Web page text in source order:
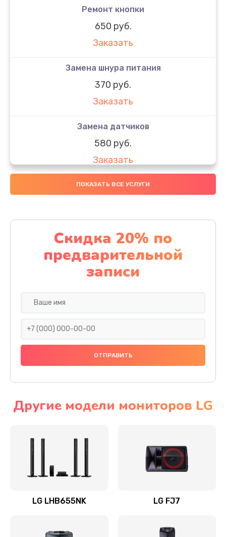
Ремонт кнопки
650 руб.
Заказать
Замена шнура питания
370 руб.
Заказать
Замена датчиков
580 руб.
Заказать
Комплексная чистка
Заказать
Замена дисплея (экрана)
2000 руб.
Заказать
Ремонт платы электроники
Прошивка
Ремонт / замена кнопок, клавиш, индикаторов,
ПОКАЗАТЬ ВСЕ УСЛУГИ
Скидка 20% по
предварительной
записи
Другие модели мониторов LG
LG LHB655NK LG FJ7